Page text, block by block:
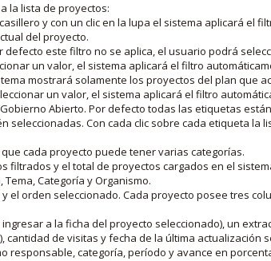
la lista de proyectos:
y con un clic en la lupa el sistema aplicará el
del proyecto.
este filtro no se aplica, el usuario podrá
un valor, el sistema aplicará el filtro
mostrará solamente los proyectos del plan que
un valor, el sistema aplicará el filtro
Abierto. Por defecto todas las etiquetas
Con cada clic sobre cada etiqueta la
cada proyecto puede tener varias categorías.
filtrados y el total de proyectos cargados en el
Categoría y Organismo.
el orden seleccionado. Cada proyecto posee tres
a la ficha del proyecto seleccionado), un
de visitas y fecha de la última actualización
responsable, categoría, período y avance en